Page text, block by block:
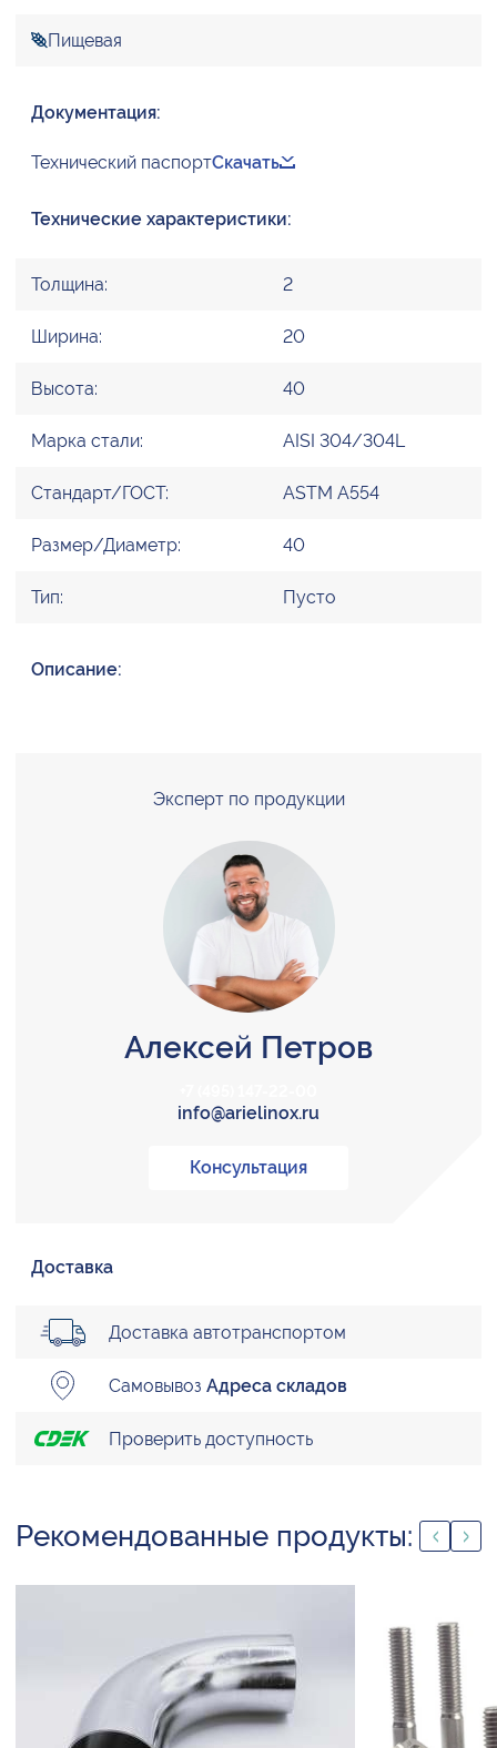
Пищевая
Документация:
Технический паспортСкачать
Технические характеристики:
Толщина: 2
Ширина: 20
Высота: 40
Марка стали: AISI 304/304L
Стандарт/ГОСТ: ASTM A554
Размер/Диаметр: 40
Тип: Пусто
Описание:
Эксперт по продукции
Алексей Петров
info@arielinox.ru
Консультация
Доставка
Доставка автотранспортом
Самовывоз Адреса складов
Проверить доступность
Рекомендованные продукты: